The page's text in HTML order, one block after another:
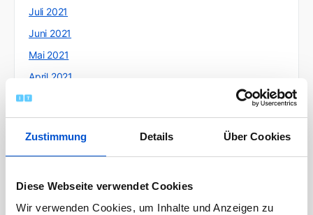
Zustimmung Details Über Cookies
Diese Webseite verwendet Cookies
Wir verwenden Cookies, um Inhalte und Anzeigen zu
Juli 2021
Juni 2021
Mai 2021
April 2021
März 2021
Februar 2021
Januar 2021
November 2020
Oktober 2020